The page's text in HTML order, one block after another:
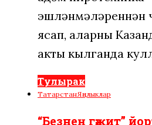
эшләнмәләреннән
ясап, аларны
акты кылганда
Тулырак
ТатарстанЯңалыклар
“Безнең гәҗит”